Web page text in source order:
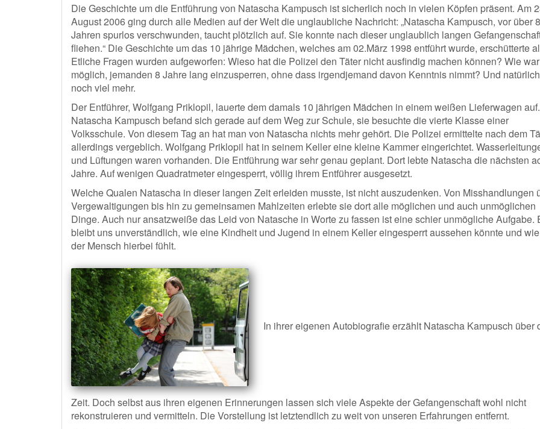
Die Geschichte um die Entführung von Natascha Kampusch ist sicherlich noch in vielen Köpfen präsent. Am
August 2006 ging durch alle Medien auf der Welt die unglaubliche Nachricht: „Natascha Kampusch, vor über 8
Jahren spurlos verschwunden, taucht plötzlich auf. Sie konnte nach dieser unglaublich langen
fliehen.“ Die Geschichte um das 10 jährige Mädchen, welches am 02.März 1998 entführt wurde, erschütterte
Etliche Fragen wurden aufgeworfen: Wieso hat die Polizei den Täter nicht ausfindig machen können? Wie
möglich, jemanden 8 Jahre lang einzusperren, ohne dass irgendjemand davon Kenntnis nimmt? Und natürlich
noch viel mehr.
Der Entführer, Wolfgang Priklopil, lauerte dem damals 10 jährigen Mädchen in einem weißen Lieferwagen auf.
Natascha Kampusch befand sich gerade auf dem Weg zur Schule, sie besuchte die vierte Klasse einer
Volksschule. Von diesem Tag an hat man von Natascha nichts mehr gehört. Die Polizei ermittelte nach dem
allerdings vergeblich. Wolfgang Priklopil hat in seinem Keller eine kleine Kammer eingerichtet.
und Lüftungen waren vorhanden. Die Entführung war sehr genau geplant. Dort lebte Natascha die nächsten
Jahre. Auf wenigen Quadratmeter eingesperrt, völlig ihrem Entführer ausgesetzt.
Welche Qualen Natascha in dieser langen Zeit erleiden musste, ist nicht auszudenken. Von Misshandlungen
Vergewaltigungen bis hin zu gemeinsamen Mahlzeiten erlebte sie dort alle möglichen und auch unmöglichen
Dinge. Auch nur ansatzweiße das Leid von Natasche in Worte zu fassen ist eine schier unmögliche Aufgabe.
bleibt uns unverständlich, wie eine Kindheit und Jugend in einem Keller eingesperrt aussehen könnte und
der Mensch hierbei fühlt.
In ihrer eigenen Autobiografie erzählt Natascha Kampusch über
Zeit. Doch selbst aus ihren eigenen Erinnerungen lassen sich viele Aspekte der Gefangenschaft wohl nicht
rekonstruieren und vermitteln. Die Vorstellung ist letztendlich zu weit von unseren Erfahrungen entfernt.